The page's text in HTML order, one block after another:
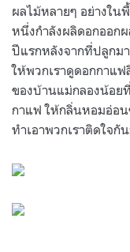
ผลไม้หลายๆ อย่างใ
หนึ่งกำลังผลิดอกออก
ปีแรกหลังจากที่ปลูกม
ให้พวกเราดูดอกกาแ
ของบ้านแม่กลองน้อย
กาแฟ ให้กลิ่นหอมอ่อ
ทำเอาพวกเราติดใจกั